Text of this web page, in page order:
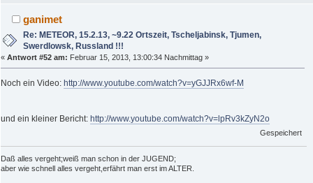
ganimet
Re: METEOR, 15.2.13, ~9.22 Ortszeit, Tscheljabinsk, Tjumen,
Swerdlowsk, Russland !!!
« Antwort #52 am: Februar 15, 2013, 13:00:34 Nachmittag »
Noch ein Video: http://www.youtube.com/watch?v=yGJJRx6wf-M
und ein kleiner Bericht: http://www.youtube.com/watch?v=lpRv3kZyN2o
Gespeichert
Daß alles vergeht;weiß man schon in der JUGEND;
aber wie schnell alles vergeht,erfährt man erst im ALTER.